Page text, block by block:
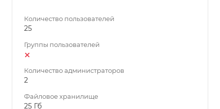
Количество пользователей
25
Группы пользователей
Количество администраторов
2
Файловое хранилище
25 Гб